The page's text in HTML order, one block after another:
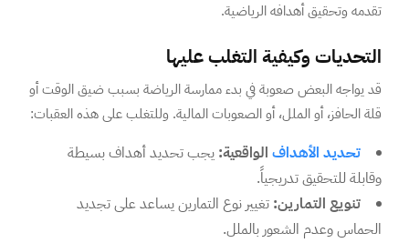
تقدمه وتحقيق أهدافه الرياضية.
التحديات وكيفية التغلب عليها
قد يواجه البعض صعوبة في بدء ممارسة الرياضة بسبب ضيق الوقت أو
قلة الحافز، أو الملل، أو الصعوبات المالية. وللتغلب على هذه العقبات:
تحديد الأهداف الواقعية: يجب تحديد أهداف بسيطة
وقابلة للتحقيق تدريجياً.
تنويع التمارين: تغيير نوع التمارين يساعد على تجديد
الحماس وعدم الشعور بالملل.